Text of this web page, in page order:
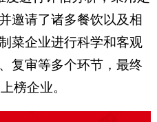
邀请了诸多餐饮以及相
菜企业进行科学和客观
复审等多个环节，最终
榜企业。